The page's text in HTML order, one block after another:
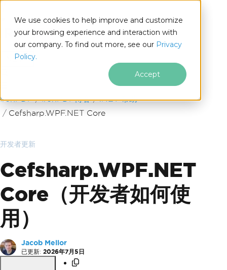
We use cookies to help improve and customize
your browsing experience and interaction with
our company. To find out more, see our Privacy
Policy.
Accept
.NET
跳至页脚内容
IronPDF IronPDF博客
.NET 帮助
Cefsharp.WPF.NET Core
开发者更新
Cefsharp.WPF.NET
Core（开发者如何使
用）
Jacob Mellor
已更新: 2026年7月5日